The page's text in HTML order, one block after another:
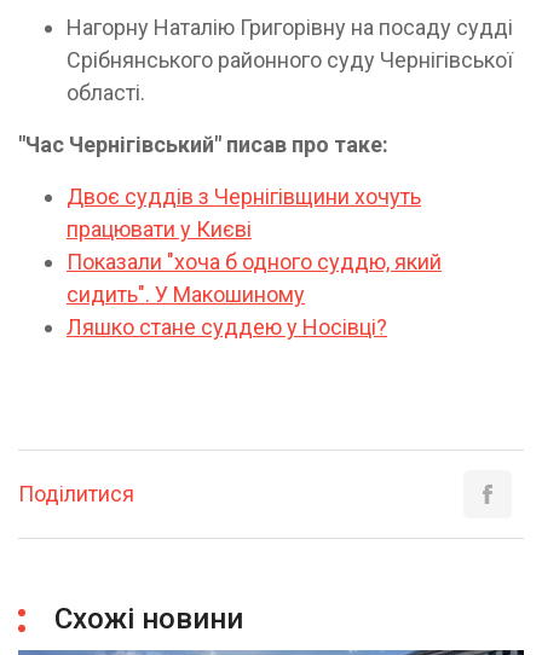
Нагорну Наталію Григорівну на посаду судді
Срібнянського районного суду Чернігівської
області.
"Час Чернігівський" писав про таке:
Двоє суддів з Чернігівщини хочуть
працювати у Києві
Показали "хоча б одного суддю, який
сидить". У Макошиному
Ляшко стане суддею у Носівці?
Поділитися
Схожі новини